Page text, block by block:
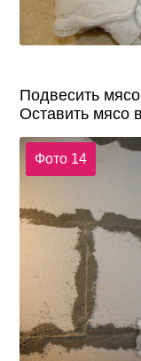
Подвесить
Оставить мясо
Фото 14